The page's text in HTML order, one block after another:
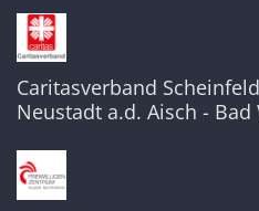
Caritasverband
Neustadt a.d. Aisch -